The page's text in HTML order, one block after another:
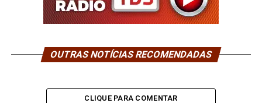
OUTRAS NOTÍCIAS RECOMENDADAS
CLIQUE PARA COMENTAR